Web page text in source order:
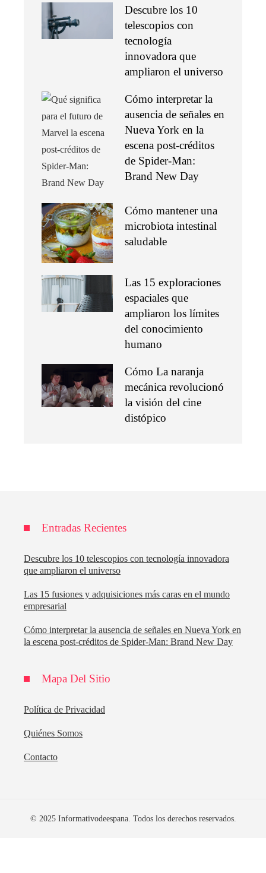
Descubre los 10
telescopios con
tecnología
innovadora que
ampliaron el universo
Cómo interpretar la
ausencia de señales en
Nueva York en la
escena post-créditos
de Spider-Man:
Brand New Day
Cómo mantener una
microbiota intestinal
saludable
Las 15 exploraciones
espaciales que
ampliaron los límites
del conocimiento
humano
Cómo La naranja
mecánica revolucionó
la visión del cine
distópico
Entradas Recientes
Descubre los 10 telescopios con tecnología innovadora
que ampliaron el universo
Las 15 fusiones y adquisiciones más caras en el mundo
empresarial
Cómo interpretar la ausencia de señales en Nueva York en
la escena post-créditos de Spider-Man: Brand New Day
Mapa Del Sitio
Política de Privacidad
Quiénes Somos
Contacto
© 2025 Informativodeespana. Todos los derechos reservados.